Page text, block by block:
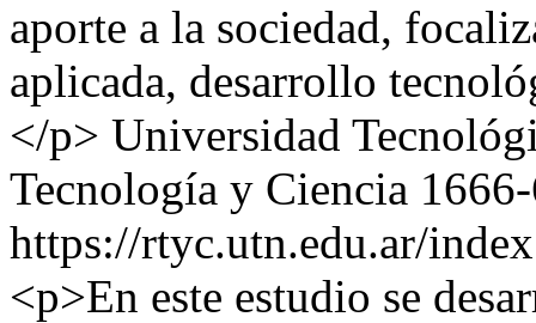
aporte a la sociedad,
aplicada, desarrollo
</p> Universidad
Tecnología y Ciencia
https://rtyc.utn.edu.ar/
<p>En este estudio se